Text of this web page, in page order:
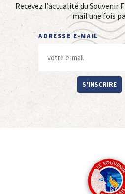
Recevez l’actualité du Souvenir
mail une fois
ADRESSE E-MAIL
S'INSCRIRE